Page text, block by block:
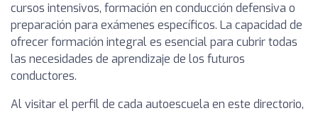
cursos intensivos, formación en conducción defensiva o
preparación para exámenes específicos. La capacidad de
ofrecer formación integral es esencial para cubrir todas
las necesidades de aprendizaje de los futuros
conductores.
Al visitar el perfil de cada autoescuela en este directorio,